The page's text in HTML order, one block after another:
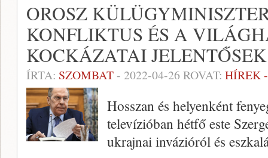
OROSZ
KONFLIKTUS ÉS A
KOCKÁZATAI JELENTŐSEK
ÍRTA: SZOMBAT- 2022-04-26 ROVAT: HÍREK
Hosszan és helyenként
televízióban hétfő este
ukrajnai invázióról és